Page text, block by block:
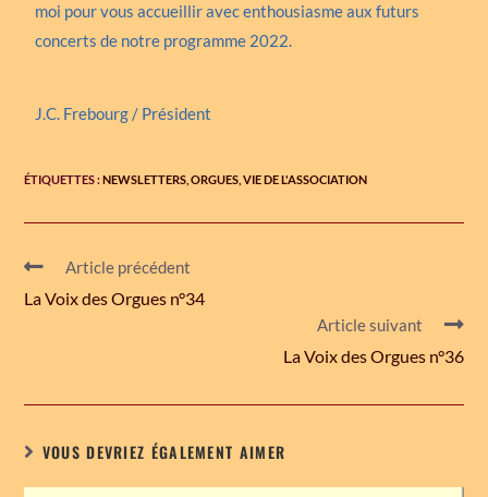
moi pour vous accueillir avec enthousiasme aux futurs
concerts de notre programme 2022.
J.C. Frebourg / Président
ÉTIQUETTES :NEWSLETTERS ORGUES VIE DE L'ASSOCIATION
Article précédent
La Voix des Orgues n°34
Article suivant
La Voix des Orgues n°36
VOUS DEVRIEZ ÉGALEMENT AIMER